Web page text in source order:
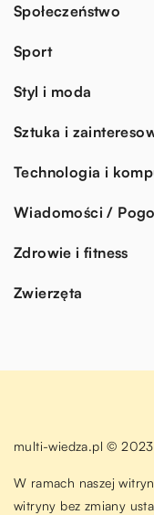
Społeczeństwo
Sport
Styl i moda
Sztuka i
Technologia i
Wiadomości /
Zdrowie i fitness
Zwierzęta
multi-wiedza.pl ©
W ramach naszej
witryny bez zmiany